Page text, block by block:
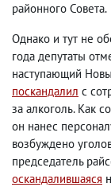
районного Совета.
Однако и тут не
года депутаты
наступающий
поскандалил с
за алкоголь. Как
он нанес
возбуждено
председатель
оскандалившаяся